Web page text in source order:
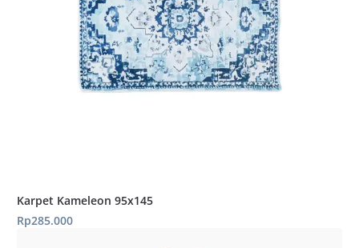
Karpet Kameleon 95x145
Rp285.000